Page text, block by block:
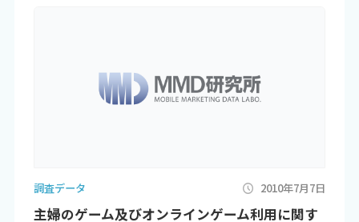
調査データ 2010年7月7日
主婦のゲーム及びオンラインゲーム利用に関す